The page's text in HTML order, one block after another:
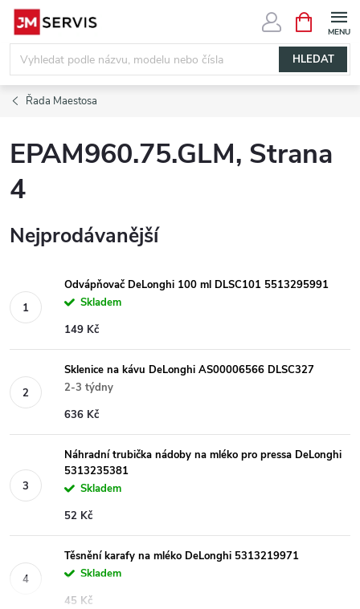
Přejít
obsah
HLEDAT
NÁKUPNÍ
KOŠÍK
Řada Maestosa
EPAM960.75.GLM, Strana
4
Nejprodávanější
Odvápňovač DeLonghi 100 ml DLSC101 5513295991
Skladem
149 Kč
Sklenice na kávu DeLonghi AS00006566 DLSC327
2-3 týdny
636 Kč
Náhradní trubička nádoby na mléko pro pressa DeLonghi
5313235381
Skladem
52 Kč
Těsnění karafy na mléko DeLonghi 5313219971
Skladem
45 Kč